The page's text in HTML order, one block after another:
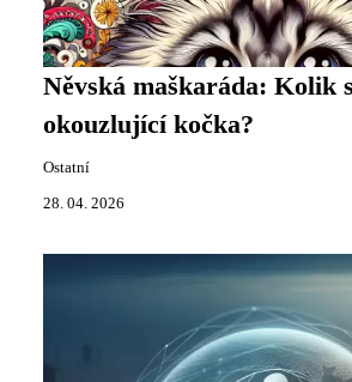
Něvská maškaráda: Kolik
okouzlující kočka?
Ostatní
28. 04. 2026